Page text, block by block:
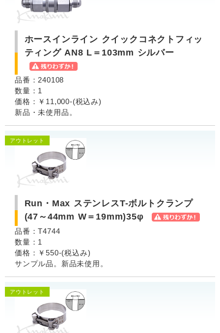
ホースインライン クイックコネクトフィッ
ティング AN8 L＝103mm シルバー
品番：240108
数量：1
価格：￥11,000-(税込み)
新品・未使用品。
Run・Max ステンレスT-ボルトクランプ
(47～44mm W＝19mm)35φ
アウトレット
品番：T4744
数量：1
価格：￥550-(税込み)
サンプル品。新品未使用。
アウトレット